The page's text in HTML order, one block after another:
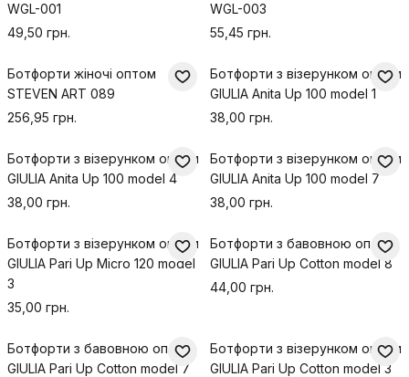
WGL-001
49,50 грн.
WGL-003
55,45 грн.
Ботфорти жіночі оптом
STEVEN ART 089
256,95 грн.
Ботфорти з візерунком оптом
GIULIA Anita Up 100 model 1
38,00 грн.
Ботфорти з візерунком оптом
GIULIA Anita Up 100 model 4
38,00 грн.
Ботфорти з візерунком оптом
GIULIA Anita Up 100 model 7
38,00 грн.
Ботфорти з візерунком оптом
GIULIA Pari Up Micro 120 model
3
35,00 грн.
Ботфорти з бавовною оптом
GIULIA Pari Up Cotton model 8
44,00 грн.
Ботфорти з бавовною оптом
GIULIA Pari Up Cotton model 7
Ботфорти з візерунком оптом
GIULIA Pari Up Cotton model 3